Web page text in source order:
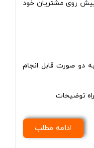
پیش روی مشتریان خود
دو صورت قابل انجام
توضیحات
ادامه مطلب